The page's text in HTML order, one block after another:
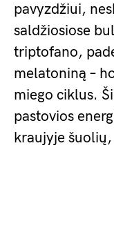
pavyzdžiui,
saldžiosiose
triptofano,
melatoniną –
miego ciklus.
pastovios
kraujyje